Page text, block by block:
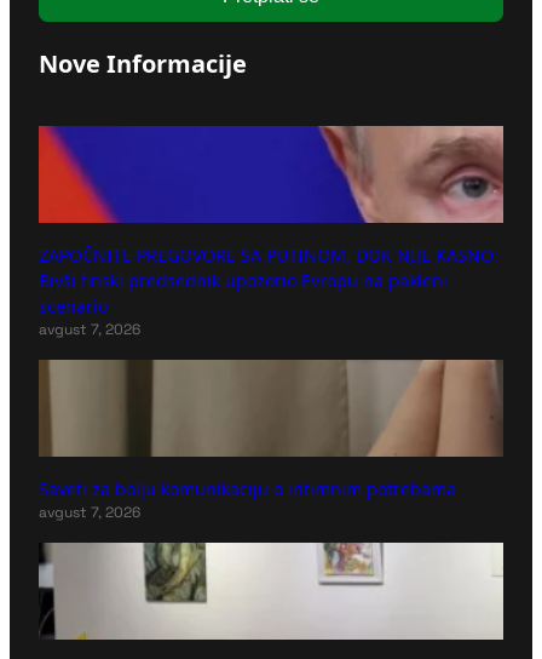
Nove Informacije
ZAPOČNITE PREGOVORE SA PUTINOM, DOK NIJE KASNO:
Bivši finski predsednik upozorio Evropu na pakleni
scenario
avgust 7, 2026
Saveti za bolju komunikaciju o intimnim potrebama
avgust 7, 2026